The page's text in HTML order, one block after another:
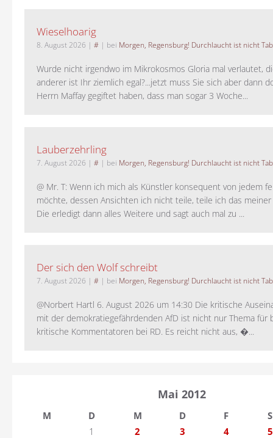
Wieselhoarig
8. August 2026 | # | bei Morgen, Regensburg! Durchlaucht ist nicht
Wurde nicht irgendwo im Mikrokosmos Gloria mal verlautet,
anderer ist Ihr ziemlich egal?...jetzt muss Sie sich aber dann
Herrn Maffay gegiftet haben, dass man sogar 3 Woche...
Lauberzehrling
7. August 2026 | # | bei Morgen, Regensburg! Durchlaucht ist nicht
@ Mr. T: Wenn ich mich als Künstler konsequent von jedem
möchte, dessen Ansichten ich nicht teile, teile ich das
Die erledigt dann alles Weitere und sagt auch mal zu ...
Der sich den Wolf schreibt
7. August 2026 | # | bei Morgen, Regensburg! Durchlaucht ist nicht
@Norbert Hartl 6. August 2026 um 14:30 Die kritische
mit der demokratiegefährdenden AfD ist nicht nur Thema für
kritische Kommentatoren bei RD. Es reicht nicht aus, �...
Mai 2012
M D M D F
S
1
2 3 4
5